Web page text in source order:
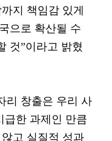
지 책임감 있게
으로 확산될 수
것”이라고 밝혔
리 창출은 우리 사
급한 과제인 만큼
고 실질적 성과